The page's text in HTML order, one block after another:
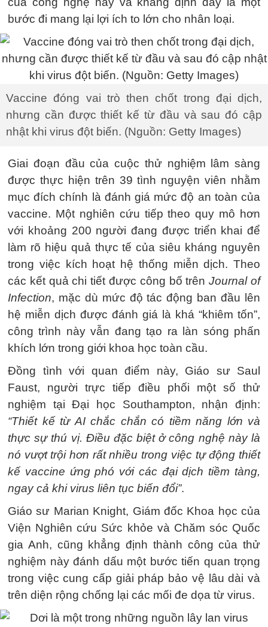
bước đi mang lại lợi ích to lớn cho nhân loại.
Vaccine đóng vai trò then chốt trong đại dịch,
nhưng cần được thiết kế từ đầu và sau đó cập
nhật khi virus đột biến. (Nguồn: Getty Images)
Giai đoạn đầu của cuộc thử nghiệm lâm sàng
được thực hiện trên 39 tình nguyện viên nhằm
mục đích chính là đánh giá mức độ an toàn của
vaccine. Một nghiên cứu tiếp theo quy mô hơn
với khoảng 200 người đang được triển khai để
làm rõ hiệu quả thực tế của siêu kháng nguyên
trong việc kích hoạt hệ thống miễn dịch. Theo
các kết quả chi tiết được công bố trênJournal of
Infection, mặc dù mức độ tác động ban đầu lên
hệ miễn dịch được đánh giá là khá “khiêm tốn”,
công trình này vẫn đang tạo ra làn sóng phấn
khích lớn trong giới khoa học toàn cầu.
Đồng tình với quan điểm này, Giáo sư Saul
Faust, người trực tiếp điều phối một số thử
nghiệm tại Đại học Southampton, nhận định:
“Thiết kế từ AI chắc chắn có tiềm năng lớn và
thực sự thú vị. Điều đặc biệt ở công nghệ này là
nó vượt trội hơn rất nhiều trong việc tự động thiết
kế vaccine ứng phó với các đại dịch tiềm tàng,
ngay cả khi virus liên tục biến đổi”.
Giáo sư Marian Knight, Giám đốc Khoa học của
Viện Nghiên cứu Sức khỏe và Chăm sóc Quốc
gia Anh, cũng khẳng định thành công của thử
nghiệm này đánh dấu một bước tiến quan trọng
trong việc cung cấp giải pháp bảo vệ lâu dài và
trên diện rộng chống lại các mối đe dọa từ virus.